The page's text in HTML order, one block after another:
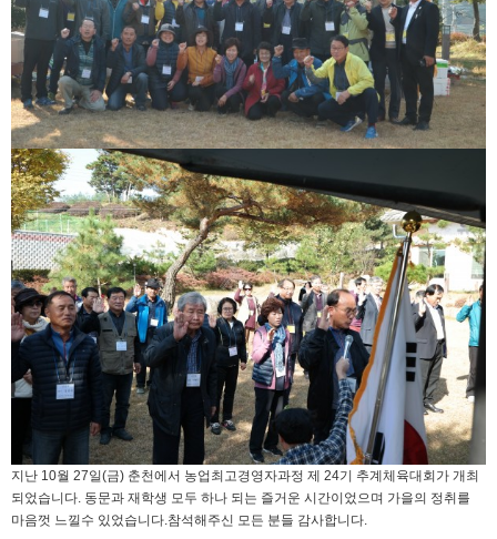
지난 10월 27일(금) 춘천에서 농업최고경영자과정 제 24기 추계체육대회가 개최
되었습니다. 동문과 재학생 모두 하나 되는 즐거운 시간이었으며 가을의 정취를
마음껏 느낄수 있었습니다.참석해주신 모든 분들 감사합니다.